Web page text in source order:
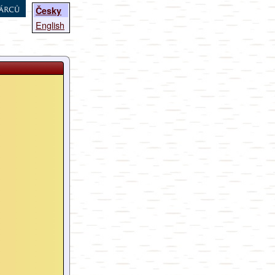
Česky
English